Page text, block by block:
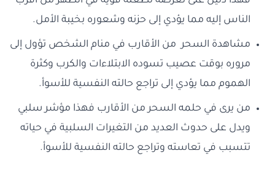
الناس إليه مما يؤدي إلى حزنه وشعوره بخيبة الأمل.
مشاهدة السحر من الأقارب في منام الشخص تؤول إلى
مروره بوقت عصيب تسوده الابتلاءات والكرب وكثرة
الهموم مما يؤدي إلى تراجع حالته النفسية للأسوأ.
من يرى في حلمه السحر من الأقارب فهذا مؤشر سلبي
ويدل على حدوث العديد من التغيرات السلبية في حياته
تتسبب في تعاسته وتراجع حالته النفسية للأسوأ.